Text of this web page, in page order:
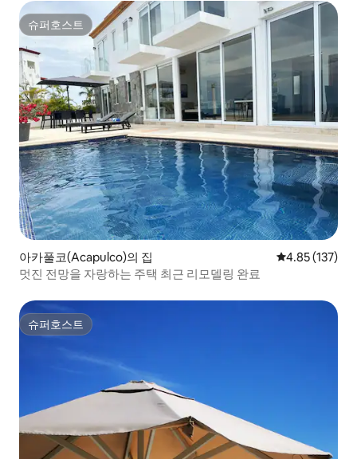
슈퍼호스트
슈퍼호스트
아카풀코(Acapulco)의 집 평점 4.85점(5
4.85 (137)
멋진 전망을 자랑하는 주택 최근 리모델링 완료
슈퍼호스트
슈퍼호스트